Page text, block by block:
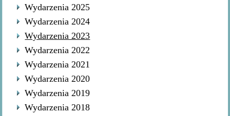
Wydarzenia 2025
Wydarzenia 2024
Wydarzenia 2023
Wydarzenia 2022
Wydarzenia 2021
Wydarzenia 2020
Wydarzenia 2019
Wydarzenia 2018